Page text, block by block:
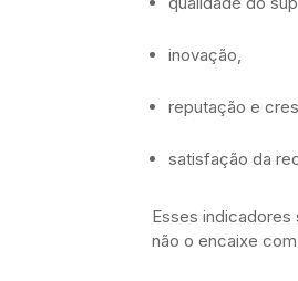
inovação,
reputação e
satisfação da
Esses
não o encaixe